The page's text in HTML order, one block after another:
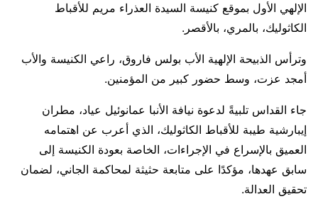
الإلهي الأول بموقع كنيسة السيدة العذراء مريم للأقباط
الكاثوليك، بالمري، بالأقصر.
وترأس الذبيحة الإلهية الأب بولس فاروق، راعي الكنيسة والأب
أمجد عزت، وسط حضور كبير من المؤمنين.
جاء القداس تلبيةً لدعوة نيافة الأنبا عمانوئيل عياد، مطران
إيبارشية طيبة للأقباط الكاثوليك، الذي أعرب عن اهتمامه
العميق بالإسراع في الإجراءات، الخاصة بعودة الكنيسة إلى
سابق عهدها، مؤكدًا على متابعة حثيثة لمحاكمة الجاني، لضمان
تحقيق العدالة.